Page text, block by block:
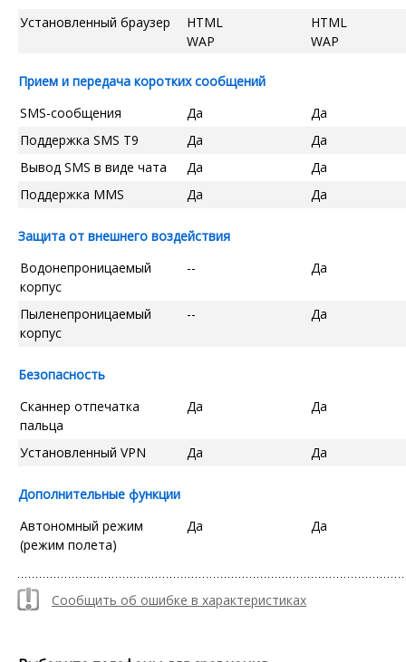
Установленный браузер
HTML
WAP
HTML
WAP
Прием и передача коротких сообщений
SMS-сообщения
Да
Да
Поддержка SMS T9
Да
Да
Вывод SMS в виде чата
Да
Да
Поддержка MMS
Да Да
Защита от внешнего воздействия
Водонепроницаемый
корпус
-- Да
Пыленепроницаемый
корпус
-- Да
Безопасность
Сканнер отпечатка
пальца
Да Да
Установленный VPN Да Да
Дополнительные функции
Автономный режим
(режим полета)
Да Да
Сообщить об ошибке в характеристиках